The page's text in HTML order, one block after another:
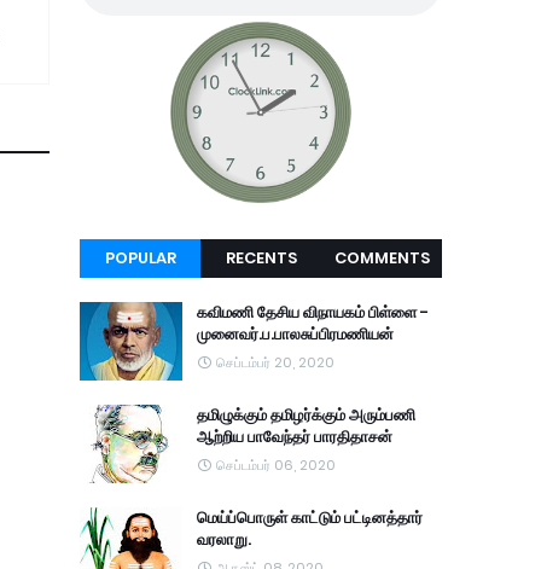
POPULAR RECENTS COMMENTS
கவிமணி தேசிய விநாயகம் பிள்ளை -
முனைவர்.ப.பாலசுப்பிரமணியன்
செப்டம்பர் 20, 2020
தமிழுக்கும் தமிழர்க்கும் அரும்பணி
ஆற்றிய பாவேந்தர் பாரதிதாசன்
செப்டம்பர் 06, 2020
மெய்ப்பொருள் காட்டும் பட்டினத்தார்
வரலாறு.